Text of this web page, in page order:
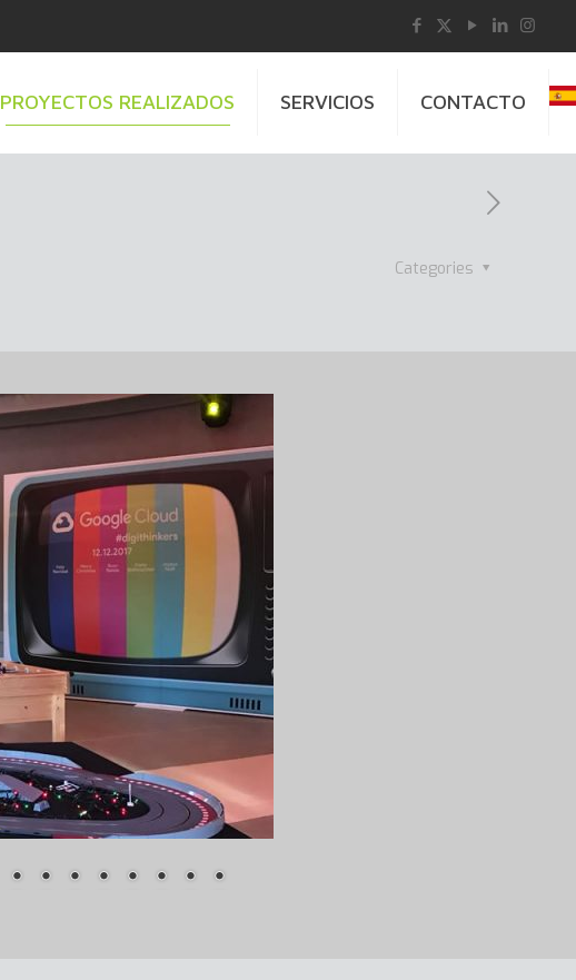
PROYECTOS REALIZADOS SERVICIOS CONTACTO
Categories